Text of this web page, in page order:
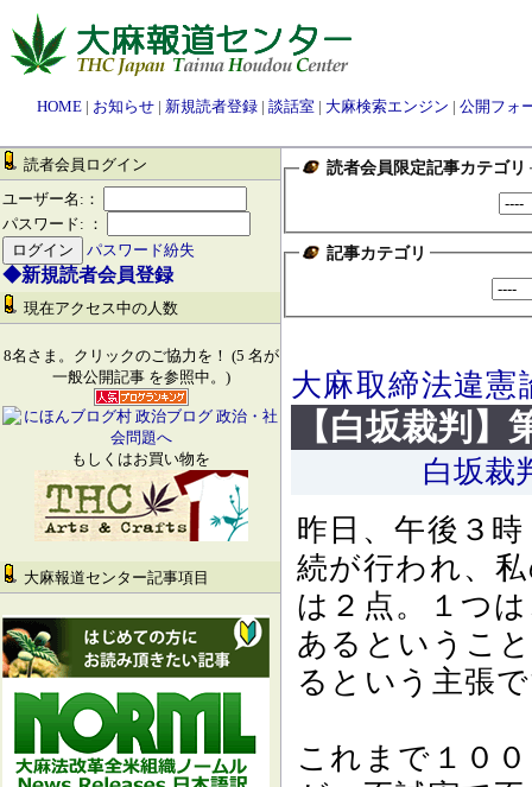
HOME | お知らせ | 新規読者登録 | 談話室 | 大麻検索エンジン | 公開フォ
読者会員ログイン
ユーザー名:：
パスワード: ：
パスワード紛失
◆新規読者会員登録
現在アクセス中の人数
8名さま。クリックのご協力を！ (5 名が
一般公開記事 を参照中。)
もしくはお買い物を
大麻報道センター記事項目
読者会員限定記事カテゴリ
記事カテゴリ
大麻取締法違憲
【白坂裁判
白坂裁
昨日、午後３
続が行われ、
は２点。１つ
あるというこ
るという主張
これまで１０